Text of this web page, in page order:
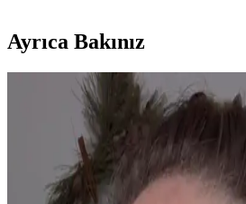
Ayrıca Bakınız
Göz Altı Çöküklükleri:
ve Bakım Önerileri
Göz altı çöküklükleri genetik ve yapısal
Kozmetik ürünler görünümü iyileştirirken,
çözümler sunar. Bakım önerileri ile